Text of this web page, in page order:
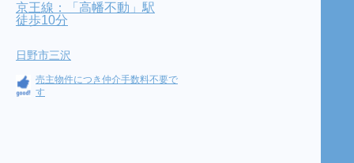
京王線：「高幡不動」駅
徒歩10分
日野市三沢
売主物件につき仲介手数料不要で
す